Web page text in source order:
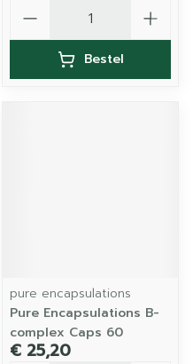
Bestel
pure encapsulations
Pure Encapsulations B-
complex Caps 60
€ 25,20